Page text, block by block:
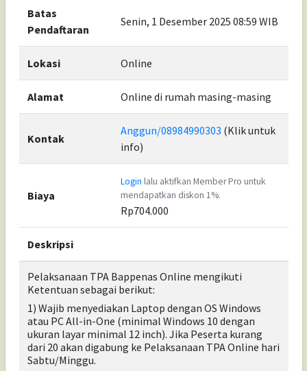
Batas
Pendaftaran
Senin, 1 Desember 2025 08:59 WIB
Lokasi Online
Alamat Online di rumah masing-masing
Kontak
Anggun/08984990303 (Klik untuk
info)
Biaya
Login lalu aktifkan Member Pro untuk
mendapatkan diskon 1%.
Rp704.000
Deskripsi
Pelaksanaan TPA Bappenas Online mengikuti
Ketentuan sebagai berikut:
1) Wajib menyediakan Laptop dengan OS Windows
atau PC All-in-One (minimal Windows 10 dengan
ukuran layar minimal 12 inch). Jika Peserta kurang
dari 20 akan digabung ke Pelaksanaan TPA Online hari
Sabtu/Minggu.